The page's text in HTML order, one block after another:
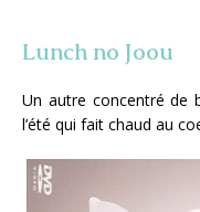
Lunch no Joou
Un autre concentré de
l’été qui fait chaud au